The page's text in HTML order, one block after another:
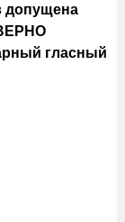
допущена
гласный